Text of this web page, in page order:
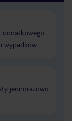
dodatkowego
wypadków
jednorazowo